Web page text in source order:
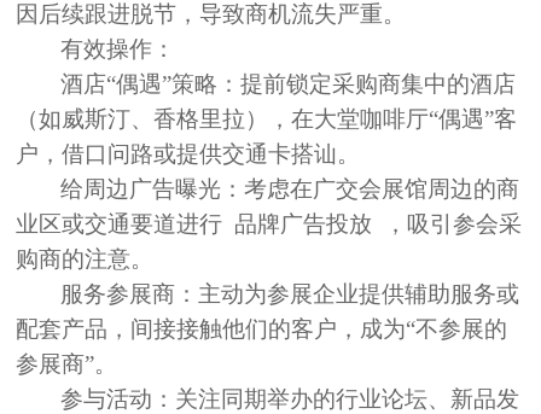
因 后续跟进脱节 ， 导致商机流失严重。
有效操作：
酒店“偶遇”策略：提前锁定采购商集中的酒店
（如威斯汀、香格里拉），在大堂咖啡厅“偶遇”客
户，借口问路或提供交通卡搭讪。
给周边广告曝光：考虑在广交会展馆周边的商
业区或交通要道进行 品牌广告投放 ，吸引参会采
购商的注意。
服务参展商： 主动为参展企业提供辅助服务或
配套产品，间接接触他们的客户，成为“不参展的
参展商”。
参与活动： 关注同期举办的行业论坛、新品发